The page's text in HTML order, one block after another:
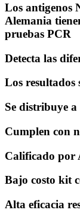
Los antigenos
Alemania
pruebas PCR
Detecta las
Los resultados
Se distribuye
Cumplen con
Calificado por
Bajo costo kit
Alta eficacia